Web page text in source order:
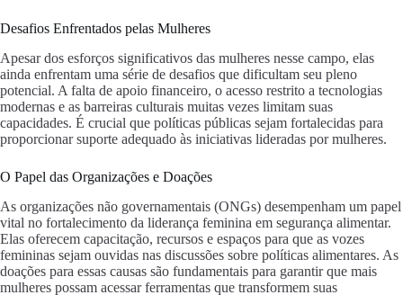
Desafios Enfrentados pelas Mulheres
Apesar dos esforços significativos das mulheres nesse campo, elas
ainda enfrentam uma série de desafios que dificultam seu pleno
potencial. A falta de apoio financeiro, o acesso restrito a tecnologias
modernas e as barreiras culturais muitas vezes limitam suas
capacidades. É crucial que políticas públicas sejam fortalecidas para
proporcionar suporte adequado às iniciativas lideradas por mulheres.
O Papel das Organizações e Doações
As organizações não governamentais (ONGs) desempenham um papel
vital no fortalecimento da liderança feminina em segurança alimentar.
Elas oferecem capacitação, recursos e espaços para que as vozes
femininas sejam ouvidas nas discussões sobre políticas alimentares. As
doações para essas causas são fundamentais para garantir que mais
mulheres possam acessar ferramentas que transformem suas